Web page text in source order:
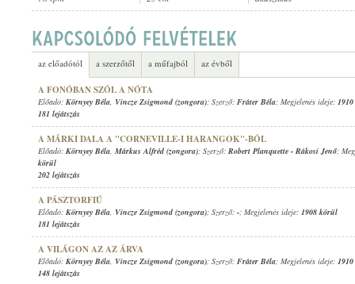
ELŐADÓ: KÖRNYEY BÉLA,ISMERETLEN ZENEKAR
az előadótól a szerzőtől a műfajból az évből
A FONÓBAN SZÓL A NÓTA
Előadó: Környey Béla, Vincze Zsigmond (zongora); Szerző: Fráter Béla; Megjelenés ideje:
181 lejátszás
A MÁRKI DALA A "CORNEVILLE-I HARANGOK"-BÓL
Előadó: Környey Béla, Márkus Alfréd (zongora); Szerző: Robert Planquette - Rákosi Jenő;
körül
202 lejátszás
A PÁSZTORFIÚ
Előadó: Környey Béla, Vincze Zsigmond (zongora); Szerző: -; Megjelenés ideje: 1908 körül
181 lejátszás
A VILÁGON AZ AZ ÁRVA
Előadó: Környey Béla, Vincze Zsigmond (zongora); Szerző: Fráter Béla; Megjelenés ideje:
148 lejátszás